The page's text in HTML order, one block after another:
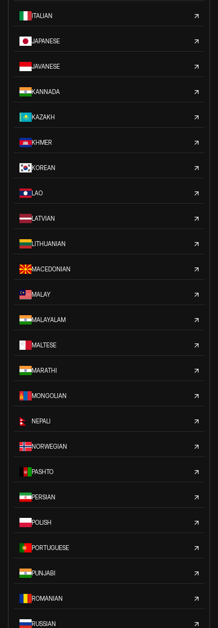
ITALIAN
JAPANESE
JAVANESE
KANNADA
KAZAKH
KHMER
KOREAN
LAO
LATVIAN
LITHUANIAN
MACEDONIAN
MALAY
MALAYALAM
MALTESE
MARATHI
MONGOLIAN
NEPALI
NORWEGIAN
PASHTO
PERSIAN
POLISH
PORTUGUESE
PUNJABI
ROMANIAN
RUSSIAN